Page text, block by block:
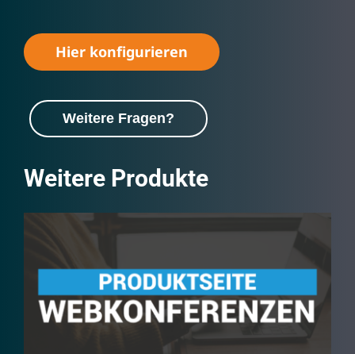
Hier konfigurieren
Weitere Fragen?
Weitere Produkte